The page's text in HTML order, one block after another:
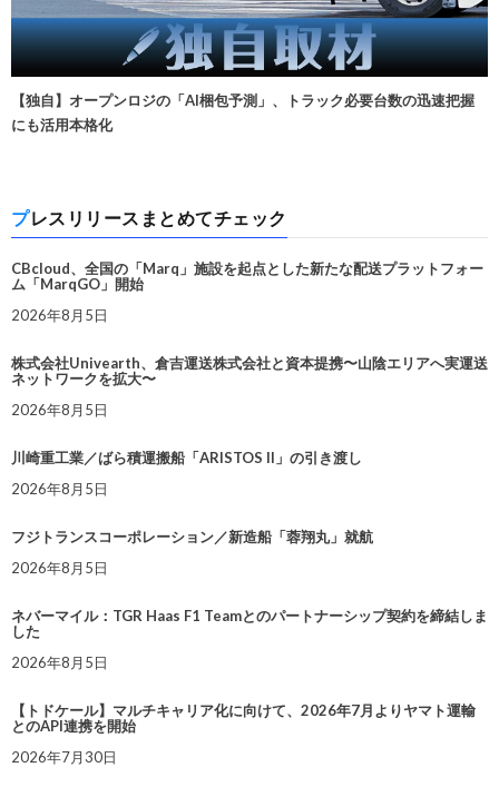
【独自】オープンロジの「AI梱包予測」、トラック必要台数の迅速把握
にも活用本格化
プレスリリースまとめてチェック
CBcloud、全国の「Marq」施設を起点とした新たな配送プラットフォー
ム「MarqGO」開始
2026年8月5日
株式会社Univearth、倉吉運送株式会社と資本提携〜山陰エリアへ実運送
ネットワークを拡大〜
2026年8月5日
川崎重工業／ばら積運搬船「ARISTOS II」の引き渡し
2026年8月5日
フジトランスコーポレーション／新造船「蓉翔丸」就航
2026年8月5日
ネバーマイル：TGR Haas F1 Teamとのパートナーシップ契約を締結しま
した
2026年8月5日
【トドケール】マルチキャリア化に向けて、2026年7月よりヤマト運輸
とのAPI連携を開始
2026年7月30日